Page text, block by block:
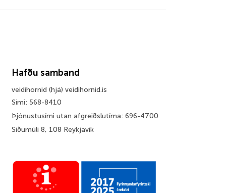
Hafðu samband
veidihornid (hjá) veidihornid.is
Sími: 568-8410
Þjónustusími utan afgreiðslutíma: 696-4700
Síðumúli 8, 108 Reykjavík